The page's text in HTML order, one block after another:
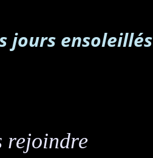
jours ensoleillés
rejoindre